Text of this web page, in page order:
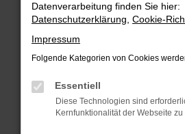
FEHLER:
Beim Laden ist ein Fehler
Hier sind ein paar Tipps, die
Überprüfe deine Firewall
Internetverbindung.
Laden andere Webseiten,
Datenverarbeitung finden Sie hier:
Datenschutzerklärung Cookie-
Impressum
Folgende Kategorien von Cookies
Essentiell
Diese Technologien sind
Kernfunktionalität der Webseite